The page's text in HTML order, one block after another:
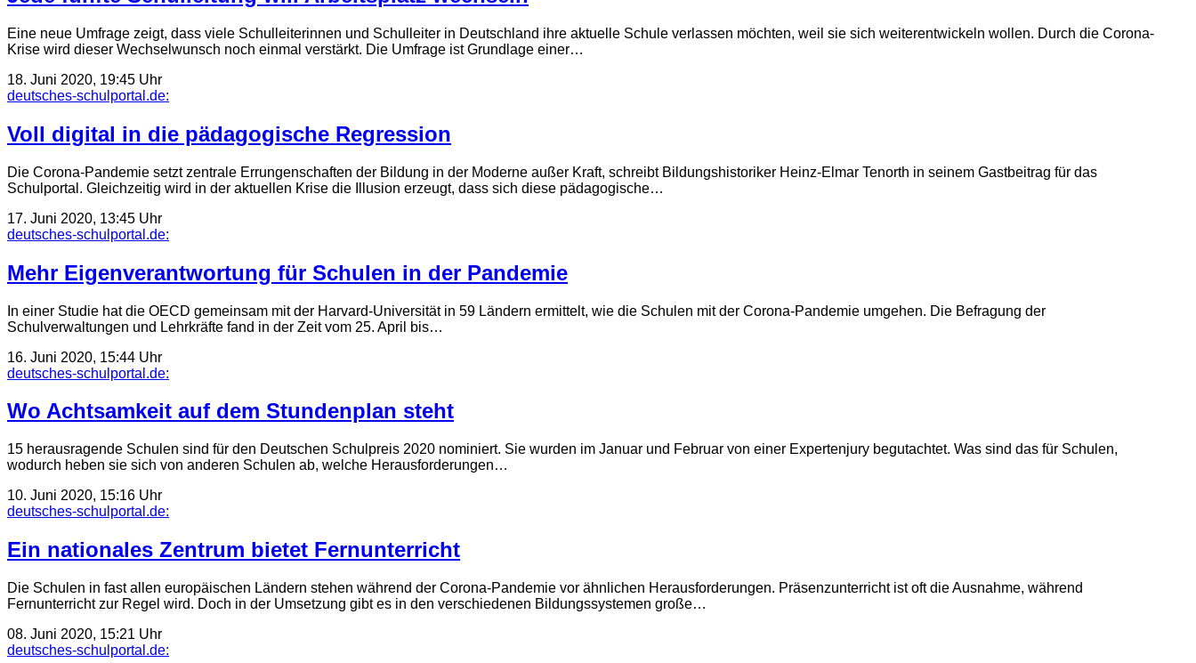
Eine neue Umfrage zeigt, dass viele Schulleiterinnen und Schulleiter in Deutschland ihre aktuelle Schule verlassen möchten, weil sie sich weiterentwickeln wollen. Durch die Corona-
Krise wird dieser Wechselwunsch noch einmal verstärkt. Die Umfrage ist Grundlage einer…
18. Juni 2020, 19:45 Uhr
deutsches-schulportal.de:
Voll digital in die pädagogische Regression
Die Corona-Pandemie setzt zentrale Errungenschaften der Bildung in der Moderne außer Kraft, schreibt Bildungshistoriker Heinz-Elmar Tenorth in seinem Gastbeitrag für das
Schulportal. Gleichzeitig wird in der aktuellen Krise die Illusion erzeugt, dass sich diese pädagogische…
17. Juni 2020, 13:45 Uhr
deutsches-schulportal.de:
Mehr Eigenverantwortung für Schulen in der Pandemie
In einer Studie hat die OECD gemeinsam mit der Harvard-Universität in 59 Ländern ermittelt, wie die Schulen mit der Corona-Pandemie umgehen. Die Befragung der
Schulverwaltungen und Lehrkräfte fand in der Zeit vom 25. April bis…
16. Juni 2020, 15:44 Uhr
deutsches-schulportal.de:
Wo Achtsamkeit auf dem Stundenplan steht
15 herausragende Schulen sind für den Deutschen Schulpreis 2020 nominiert. Sie wurden im Januar und Februar von einer Expertenjury begutachtet. Was sind das für Schulen,
wodurch heben sie sich von anderen Schulen ab, welche Herausforderungen…
10. Juni 2020, 15:16 Uhr
deutsches-schulportal.de:
Ein nationales Zentrum bietet Fernunterricht
Die Schulen in fast allen europäischen Ländern stehen während der Corona-Pandemie vor ähnlichen Herausforderungen. Präsenzunterricht ist oft die Ausnahme, während
Fernunterricht zur Regel wird. Doch in der Umsetzung gibt es in den verschiedenen Bildungssystemen große…
08. Juni 2020, 15:21 Uhr
deutsches-schulportal.de: